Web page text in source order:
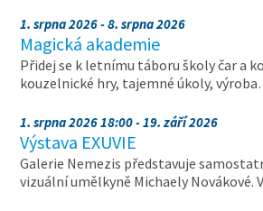
1. srpna 2026 - 8. srpna 2026
Magická akademie
Přidej se k letnímu táboru školy čar a
kouzelnické hry, tajemné úkoly,
1. srpna 2026 18:00 - 19. září 2026
Výstava EXUVIE
Galerie Nemezis představuje
vizuální umělkyně Michaely Novákové.